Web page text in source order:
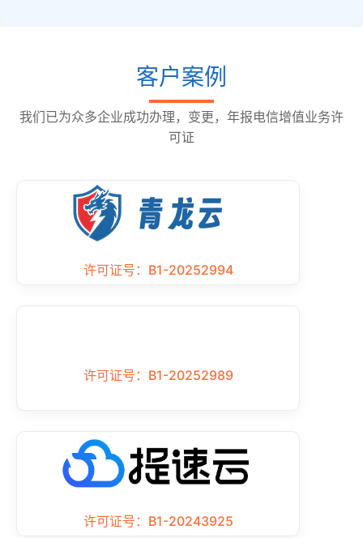
客户案例
我们已为众多企业成功办理，变更，年报电信增值业务许
可证
许可证号：B1-20252994
许可证号：B1-20252989
许可证号：B1-20243925